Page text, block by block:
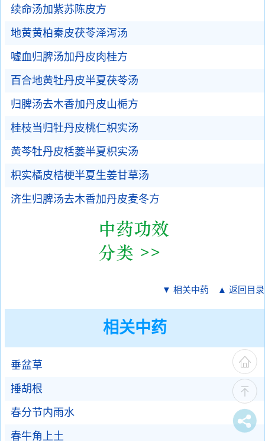
续命汤加紫苏陈皮方
地黄黄柏秦皮茯苓泽泻汤
嘘血归脾汤加丹皮肉桂方
百合地黄牡丹皮半夏茯苓汤
归脾汤去木香加丹皮山栀方
桂枝当归牡丹皮桃仁枳实汤
黄芩牡丹皮栝蒌半夏枳实汤
枳实橘皮桔梗半夏生姜甘草汤
济生归脾汤去木香加丹皮麦冬方
▼ 相关中药 ▲ 返回目录
相关中药
垂盆草
捶胡根
春分节内雨水
春牛角上土